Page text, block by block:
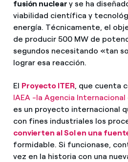
fusión nuclear y se ha
viabilidad científica y
energía. Técnicamente, el
de producir 500 MW de
segundos necesitando «tan
lograr esa reacción.
El Proyecto ITER, que cuenta
IAEA -la Agencia
es un proyecto internacional
con fines industriales los
convierten al Sol en una
formidable. Si funcionase,
vez en la historia con una